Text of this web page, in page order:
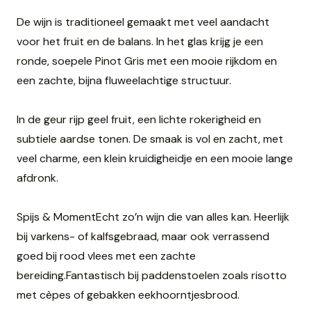
De wijn is traditioneel gemaakt met veel aandacht
voor het fruit en de balans. In het glas krijg je een
ronde, soepele Pinot Gris met een mooie rijkdom en
een zachte, bijna fluweelachtige structuur.
In de geur rijp geel fruit, een lichte rokerigheid en
subtiele aardse tonen. De smaak is vol en zacht, met
veel charme, een klein kruidigheidje en een mooie lange
afdronk.
Spijs & MomentEcht zo’n wijn die van alles kan. Heerlijk
bij varkens- of kalfsgebraad, maar ook verrassend
goed bij rood vlees met een zachte
bereiding.Fantastisch bij paddenstoelen zoals risotto
met cèpes of gebakken eekhoorntjesbrood.